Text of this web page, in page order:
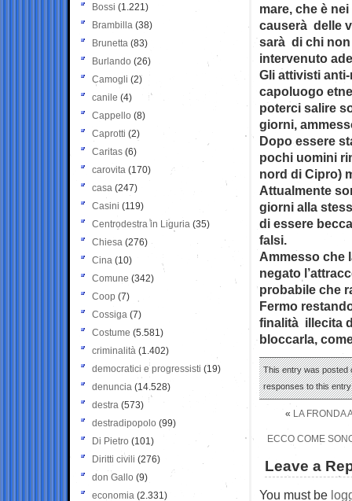
mare, che è
causerà delle
sarà di chi non
intervenuto
Gli attivisti
capoluogo
poterci salire
giorni,
Dopo essere
pochi uomini
nord di Cipro)
Attualmente
giorni alla
di essere
falsi.
Ammesso che
negato
probabile che
Fermo
finalità illecita
bloccarla,
This entry was posted
responses to this
« LA FRONDA
ECCO COME
Leave a
You must be
Bossi (1.221)
Brambilla (38)
Brunetta (83)
Burlando (26)
Camogli (2)
canile (4)
Cappello (8)
Caprotti (2)
Caritas (6)
carovita (170)
casa (247)
Casini (119)
Centrodestra in Liguria (35)
Chiesa (276)
Cina (10)
Comune (342)
Coop (7)
Cossiga (7)
Costume (5.581)
criminalità (1.402)
democratici e progressisti (19)
denuncia (14.528)
destra (573)
destradipopolo (99)
Di Pietro (101)
Diritti civili (276)
don Gallo (9)
economia (2.331)